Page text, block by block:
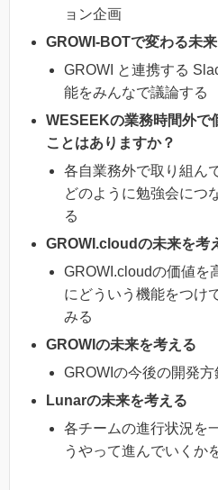
ョン企画
GROWI-BOTで変わる未来
GROWI と連携する
能をみんなで議論する
WESEEKの業務時間外で
ことはありますか？
各自業務外で取り組ん
どのように勉強会につ
る
GROWI.cloudの未来を考
GROWI.cloudの価値を
にどういう機能をつけ
みる
GROWIの未来を考える
GROWIの今後の開発
Lunarの未来を考える
各チームの進行状況を
うやって進んでいくか